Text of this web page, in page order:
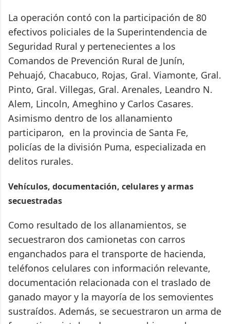
La operación contó con la participación de 80
efectivos policiales de la Superintendencia de
Seguridad Rural y pertenecientes a los
Comandos de Prevención Rural de Junín,
Pehuajó, Chacabuco, Rojas, Gral. Viamonte, Gral.
Pinto, Gral. Villegas, Gral. Arenales, Leandro N.
Alem, Lincoln, Ameghino y Carlos Casares.
Asimismo dentro de los allanamiento
participaron, en la provincia de Santa Fe,
policías de la división Puma, especializada en
delitos rurales.
Vehículos, documentación, celulares y armas
secuestradas
Como resultado de los allanamientos, se
secuestraron dos camionetas con carros
enganchados para el transporte de hacienda,
teléfonos celulares con información relevante,
documentación relacionada con el traslado de
ganado mayor y la mayoría de los semovientes
sustraídos. Además, se secuestraron un arma de